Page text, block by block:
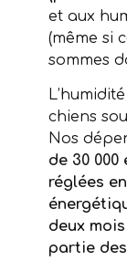
et aux
(même si
sommes
chiens
Nos
de 30
réglées
deux
partie